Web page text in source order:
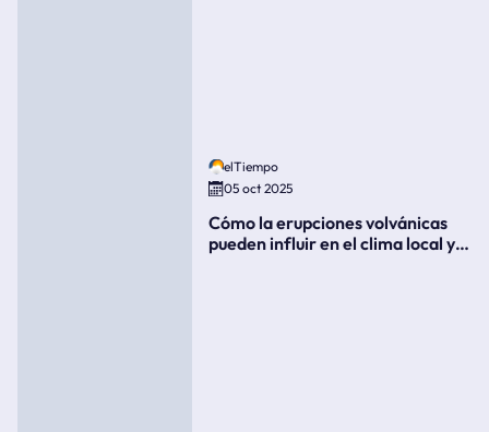
elTiempo
05 oct 2025
Cómo la erupciones volvánicas
pueden influir en el clima local y